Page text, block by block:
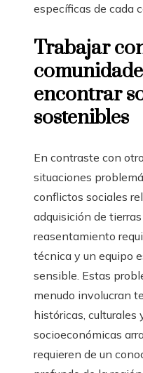
específicas de cada
Trabajar
encontrar
sostenibles
En contraste con
situaciones
conflictos sociales
adquisición de
reasentamiento
técnica y un equipo
sensible. Estas
menudo involucran
históricas, culturales
socioeconómicas
requieren de un